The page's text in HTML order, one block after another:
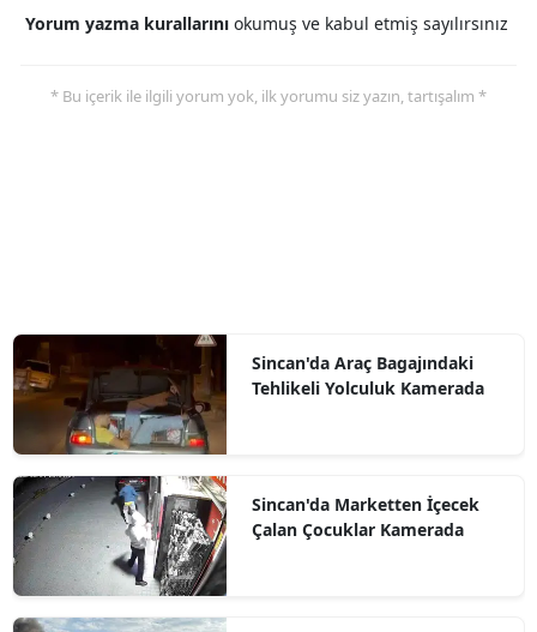
Yorum yazma kurallarını okumuş ve kabul etmiş sayılırsınız
* Bu içerik ile ilgili yorum yok, ilk yorumu siz yazın, tartışalım *
Sincan'da Araç Bagajındaki
Tehlikeli Yolculuk Kamerada
Sincan'da Marketten İçecek
Çalan Çocuklar Kamerada